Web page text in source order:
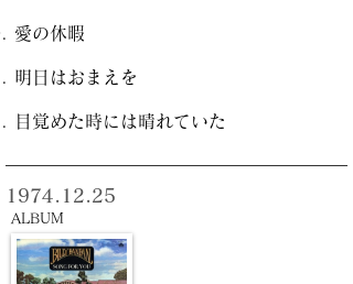
愛の休暇
明日はおまえを
目覚めた時には晴れていた
1974.12.25
ALBUM